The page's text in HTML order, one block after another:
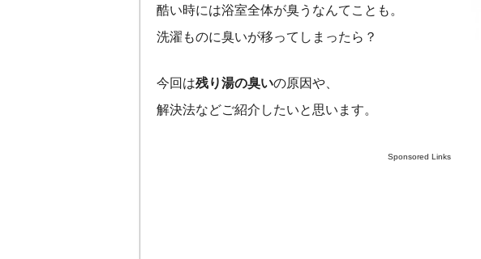
酷い時には浴室全体が臭うなんてことも。
洗濯ものに臭いが移ってしまったら？
今回は残り湯の臭いの原因や、
解決法などご紹介したいと思います。
Sponsored Links